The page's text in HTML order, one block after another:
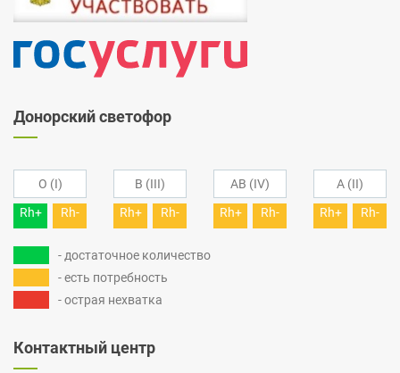
Донорский светофор
O (I)
Rh+
Rh-
B (III)
Rh+
Rh-
AB (IV)
Rh+
Rh-
A (II)
Rh+
Rh-
- достаточное количество
- есть потребность
- острая нехватка
Контактный центр